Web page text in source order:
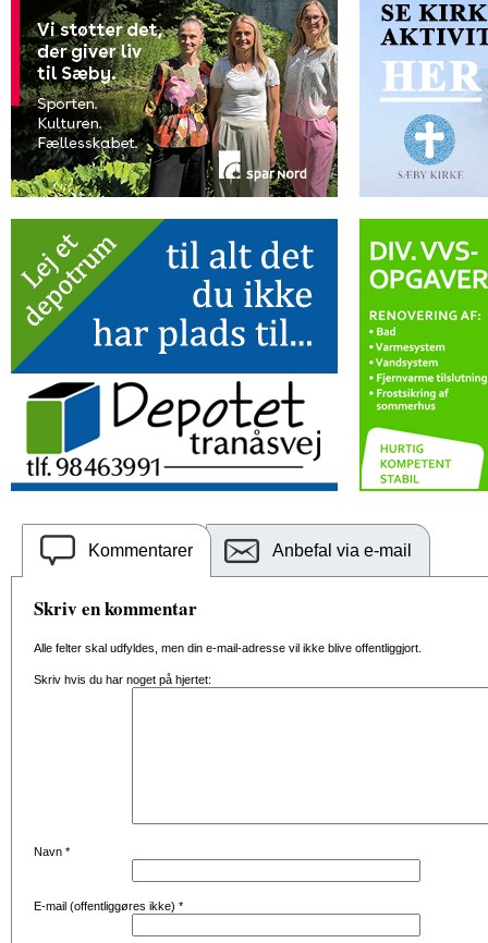
Kommentarer Anbefal via e-mail
Skriv en kommentar
Alle felter skal udfyldes, men din e-mail-adresse vil ikke blive offentliggjort.
Skriv hvis du har noget på hjertet:
Navn *
E-mail (offentliggøres ikke) *